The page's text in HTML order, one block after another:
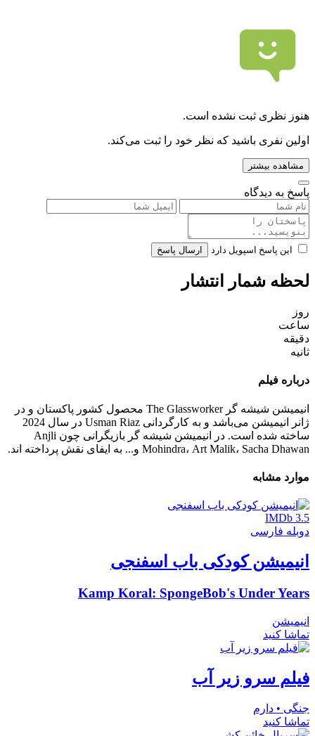
هنوز نظری ثبت نشده است.
اولین نفری باشید که نظر خود را ثبت می‌کند.
مشاهده بیشتر
پاسخ به دیدگاه
این پاسخ اسپویل دارد ارسال پاسخ
لحظه شمار انتشار
روز
ساعت
دقیقه
ثانیه
درباره فیلم
انیمیشن شیشه گر The Glassworker محصول کشور پاکستان و در
ژانر انیمیشن می‌باشد و به کارگردانی Usman Riaz در سال 2024
ساخته شده است. در انیمیشن شیشه گر بازیگرانی چون Anjli
Mohindra، Art Malik، Sacha Dhawan و... به ایفای نقش پرداخته اند.
موارد مشابه
IMDb 3.5
دوبله فارسی
انیمیشن کودکی باب اسفنجی
Kamp Koral: SpongeBob's Under Years
انیمیشن
تماشا کنید
فیلم سرو زیر آب
جنگی • دارم
تماشا کنید